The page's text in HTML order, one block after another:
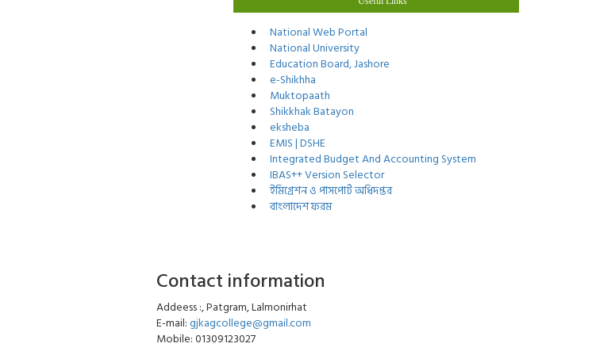
National Web Portal
National University
Education Board, Jashore
e-Shikhha
Muktopaath
Shikkhak Batayon
eksheba
EMIS | DSHE
Integrated Budget And Accounting System
IBAS++ Version Selector
ইমিগ্রেশন ও পাসপোর্ট অধিদপ্তর
বাংলাদেশ ফরম
Contact information
Addeess :, Patgram, Lalmonirhat
E-mail:gjkagcollege@gmail.com
Mobile: 01309123027